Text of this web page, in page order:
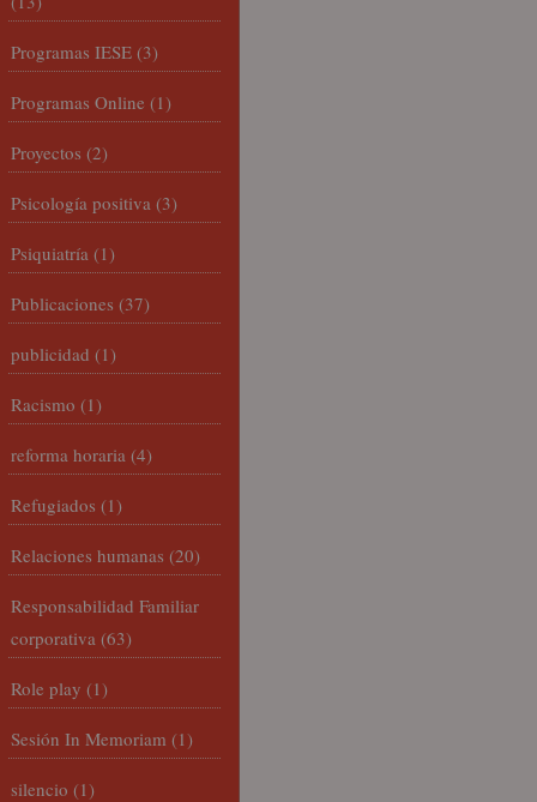
Programas IESE (3)
Programas Online (1)
Proyectos (2)
Psicología positiva (3)
Psiquiatría (1)
Publicaciones (37)
publicidad (1)
Racismo (1)
reforma horaria (4)
Refugiados (1)
Relaciones humanas (20)
Responsabilidad Familiar
corporativa (63)
Role play (1)
Sesión In Memoriam (1)
silencio (1)